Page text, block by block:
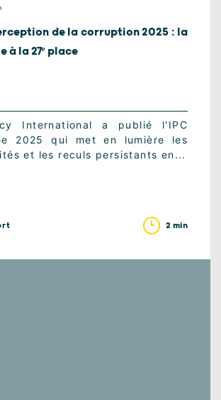
de la corruption 2025 : la
à la 27ᵉ place
International a publié l'IPC
2025 qui met en lumière les
et les reculs persistants en...
2 min